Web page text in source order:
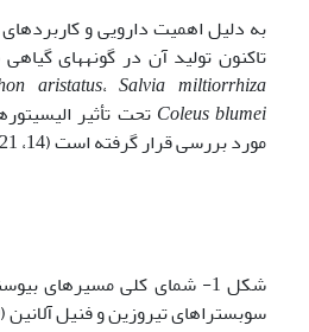
به دلیل اهمیت دارویی و
تا­کنون تولید آن در گونه­های
aristatus،Salvia miltiorrhiza
Coleus blumei تحت تأثیر
مورد بررسی قرار گرفته است (14، 21، 22، 26 و 37).
شکل 1- شمای کلی مسیرهای
سوبستراهای تیروزین و فنیل آلانین (30).